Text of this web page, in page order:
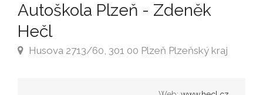
Autoškola Plzeň - Zdeněk
Hečl
Husova 2713/60, 301 00 Plzeň Plzeňský kraj